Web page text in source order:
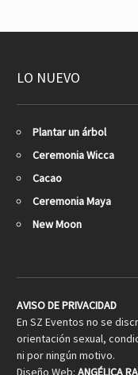
LO NUEVO
Plantar un árbol
Ceremonia Wicca
Cacao
Ceremonia Maya
New Moon
AVISO DE PRIVACIDAD
En SZ Eventos no se
orientación sexual,
ni por ningún motivo.
Diseño Web: ANGÉLICA